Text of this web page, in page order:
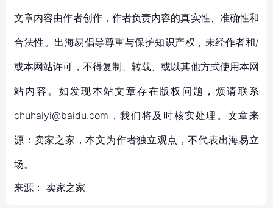
文章内容由作者创作，作者负责内容的真实性、准确性和
合法性。出海易倡导尊重与保护知识产权，未经作者和/
或本网站许可，不得复制、转载、或以其他方式使用本网
站内容。如发现本站文章存在版权问题，烦请联系
chuhaiyi@baidu.com，我们将及时核实处理。文章来
源：卖家之家，本文为作者独立观点，不代表出海易立
场。
来源： 卖家之家